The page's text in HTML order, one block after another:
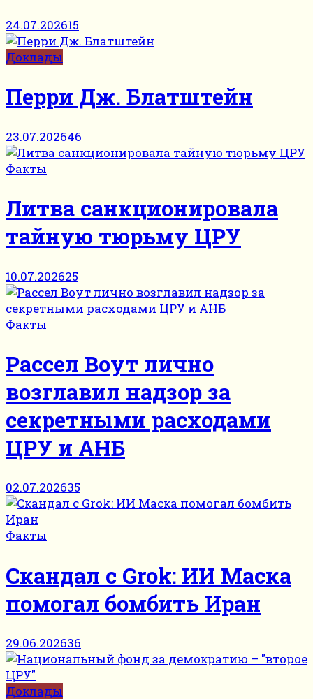
24.07.202615
Доклады
Перри Дж. Блатштейн
23.07.202646
Факты
Литва санкционировала
тайную тюрьму ЦРУ
10.07.202625
Факты
Рассел Воут лично
возглавил надзор за
секретными расходами
ЦРУ и АНБ
02.07.202635
Факты
Скандал с Grok: ИИ Маска
помогал бомбить Иран
29.06.202636
Доклады